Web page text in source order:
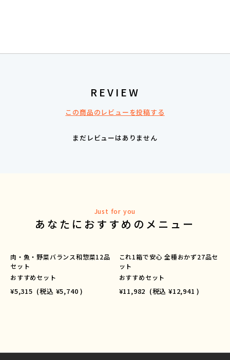
REVIEW
この商品のレビューを投稿する
まだレビューはありません
Just for you
あなたにおすすめのメニュー
肉・魚・野菜バランス和惣菜12品
セット
おすすめセット
¥5,315 (税込 ¥5,740 )
これ1箱で安心 全種おかず27品セ
ット
おすすめセット
¥11,982 (税込 ¥12,941 )